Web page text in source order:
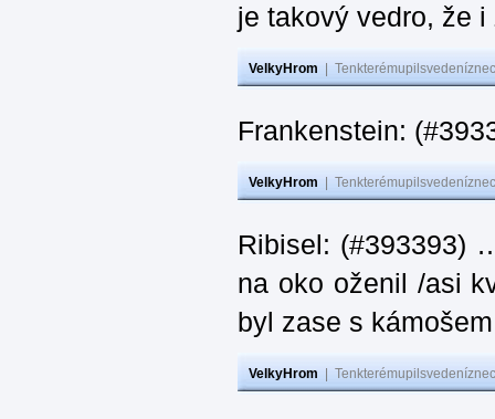
je takový vedro, že
VelkyHrom
Frankenstein:
VelkyHrom
Ribisel: (#393393)
na oko oženil /asi
byl zase s
VelkyHrom